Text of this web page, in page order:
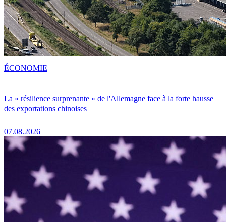
La « résilience surprenante » de l'Allemagne face à la forte hausse
des exportations chinoises
07.08.2026
ÉCONOMIE